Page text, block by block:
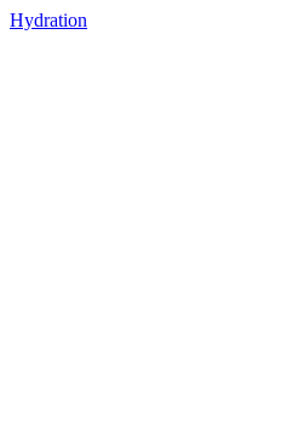
Hydration